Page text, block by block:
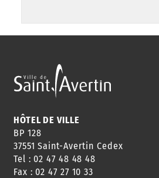
HÔTEL DE VILLE
BP 128
37551 Saint-Avertin Cedex
Tel : 02 47 48 48 48
Fax : 02 47 27 10 33